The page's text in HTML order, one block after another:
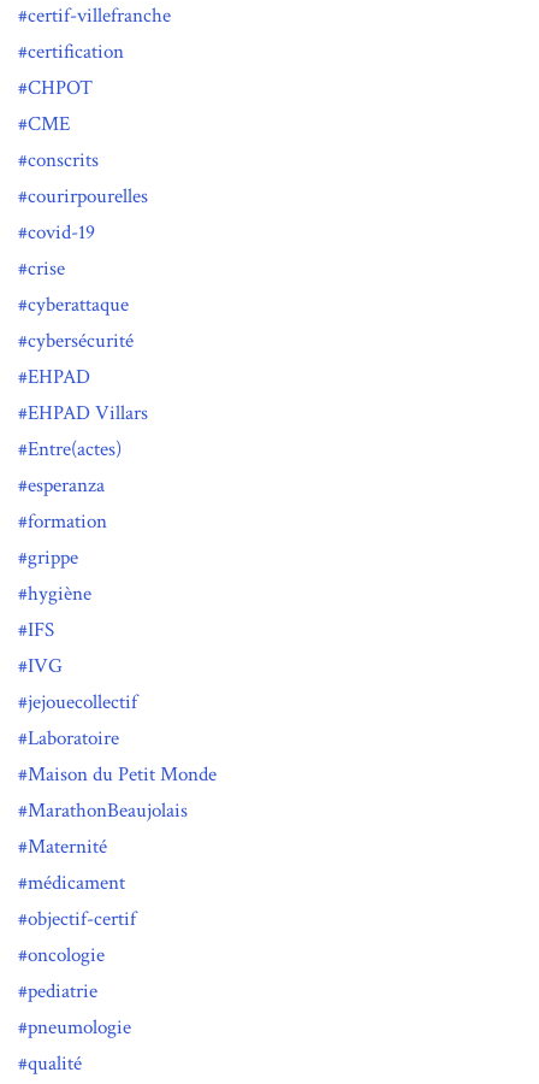
certif-villefranche
certification
CHPOT
CME
conscrits
courirpourelles
covid-19
crise
cyberattaque
cybersécurité
EHPAD
EHPAD Villars
Entre(actes)
esperanza
formation
grippe
hygiène
IFS
IVG
jejouecollectif
Laboratoire
Maison du Petit Monde
MarathonBeaujolais
Maternité
médicament
objectif-certif
oncologie
pediatrie
pneumologie
qualité